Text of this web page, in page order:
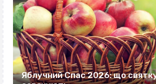
Яблучний Спас 2026: що